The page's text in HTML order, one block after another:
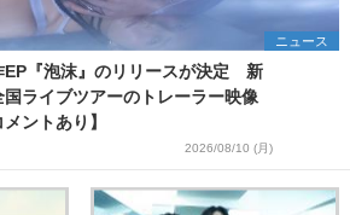
ニュース
EP『泡沫』のリリースが決定 新
国ライブツアーのトレーラー映像
ントあり】
2026/08/10 (月)